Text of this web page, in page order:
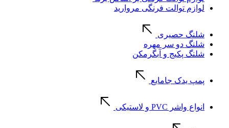
لوازم توالت فرنگی مروارید
شلنگ حصیری
شلنگ دو سر مهره
شلنگ پکیج و آبگرمکن
پمپ یدک جامایع
انواع واشر PVC و لاستیکی